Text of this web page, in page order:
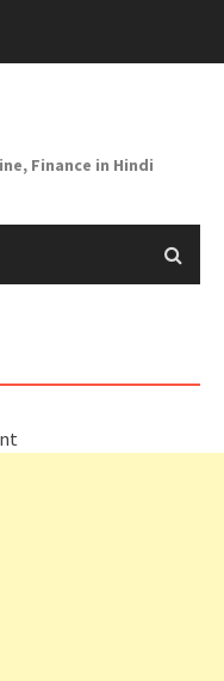
Finance in Hindi